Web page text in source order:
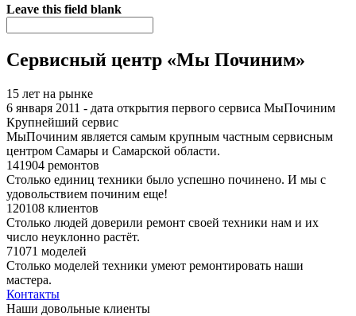
Leave this field blank
Сервисный центр «Мы Починим»
15 лет на рынке
6 января 2011 - дата открытия первого сервиса МыПочиним
Крупнейший сервис
МыПочиним является самым крупным частным сервисным
центром Самары и Самарской области.
141904 ремонтов
Столько единиц техники было успешно починено. И мы с
удовольствием починим еще!
120108 клиентов
Столько людей доверили ремонт своей техники нам и их
число неуклонно растёт.
71071 моделей
Столько моделей техники умеют ремонтировать наши
мастера.
Контакты
Наши довольные клиенты